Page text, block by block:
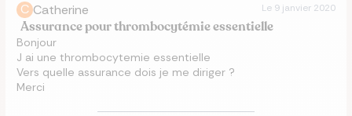
C Catherine Le 9 janvier 2020
Assurance pour thrombocytémie essentielle
Bonjour
J ai une thrombocytemie essentielle
Vers quelle assurance dois je me diriger ?
Merci